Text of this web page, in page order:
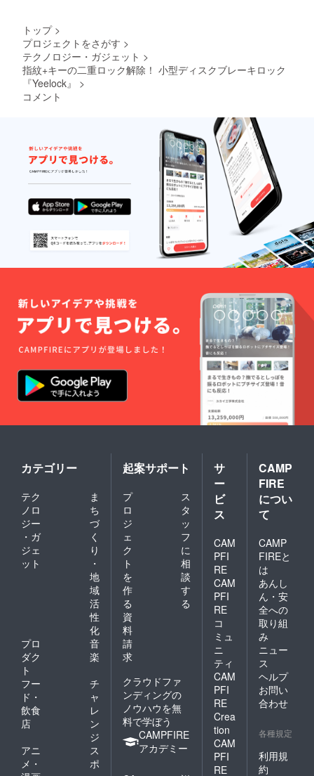
トップ >
プロジェクトをさがす >
テクノロジー・ガジェット >
指紋+キーの二重ロック解除！ 小型ディスクブレーキロック
『Yeelock』
>
コメント
カテゴリー
テク
ノロ
ジー
・ガ
ジェ
ット
ま
ち
づ
く
り
・
地
域
活
性
化
プロ
ダク
ト
音
楽
フー
ド・
飲食
店
チ
ャ
レ
ン
ジ
アニ
メ・
ス
ポ
起案サポート
プ
ロ
ジ
ェ
ク
ト
を
作
る
ス
タ
ッ
フ
に
相
談
す
る
資
料
請
求
クラウドファ
ンディングの
ノウハウを無
料で学ぼう
CAMPFIRE
アカデミー
サ
ー
ビ
ス
CAM
PFI
RE
CAM
PFI
RE
コ
ミュ
ニ
ティ
CAM
PFI
RE
Crea
tion
CAM
PFI
RE
CAMP
FIRE
につい
て
CAMP
FIREと
は
あんし
ん・安
全への
取り組
み
ニュー
ス
ヘルプ
お問い
合わせ
各種規定
利用規
約